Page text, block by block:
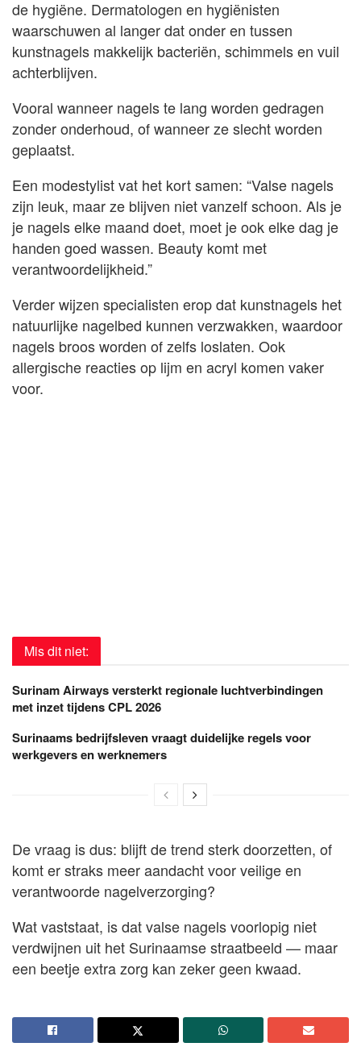
de hygiëne. Dermatologen en hygiënisten
waarschuwen al langer dat onder en tussen
kunstnagels makkelijk bacteriën, schimmels en vuil
achterblijven.
Vooral wanneer nagels te lang worden gedragen
zonder onderhoud, of wanneer ze slecht worden
geplaatst.
Een modestylist vat het kort samen: “Valse nagels
zijn leuk, maar ze blijven niet vanzelf schoon. Als je
je nagels elke maand doet, moet je ook elke dag je
handen goed wassen. Beauty komt met
verantwoordelijkheid.”
Verder wijzen specialisten erop dat kunstnagels het
natuurlijke nagelbed kunnen verzwakken, waardoor
nagels broos worden of zelfs loslaten. Ook
allergische reacties op lijm en acryl komen vaker
voor.
Mis dit niet:
Surinam Airways versterkt regionale luchtverbindingen
met inzet tijdens CPL 2026
Surinaams bedrijfsleven vraagt duidelijke regels voor
werkgevers en werknemers
De vraag is dus: blijft de trend sterk doorzetten, of
komt er straks meer aandacht voor veilige en
verantwoorde nagelverzorging?
Wat vaststaat, is dat valse nagels voorlopig niet
verdwijnen uit het Surinaamse straatbeeld — maar
een beetje extra zorg kan zeker geen kwaad.